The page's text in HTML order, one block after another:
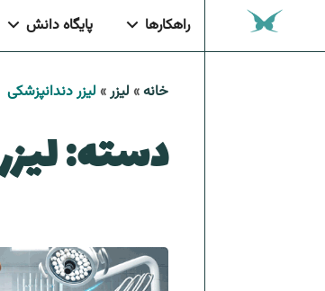
راهکارها پایگاه دانش
خانه» لیزر» لیزر دندانپزشکی
دسته: